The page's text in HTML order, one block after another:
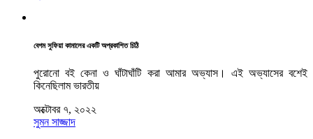
বেগম সুফিয়া কামালের একটি অপ্রকাশিত চিঠি
পুরোনো বই কেনা ও ঘাঁটাঘাঁটি করা আমার অভ্যাস। এই অভ্যাসের বশেই
কিনেছিলাম ভারতীয়
অক্টোবর ৭, ২০২২
সুমন সাজ্জাদ